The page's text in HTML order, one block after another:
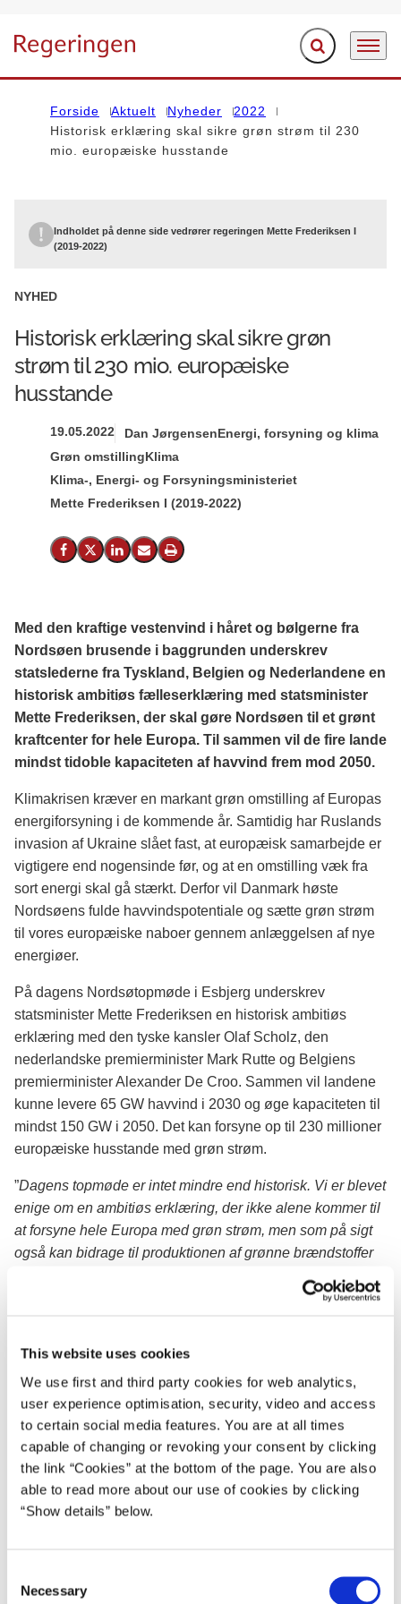
This website uses cookies
We use first and third party cookies for web analytics,
user experience optimisation, security, video and access
to certain social media features. You are at all times
capable of changing or revoking your consent by clicking
the link “Cookies” at the bottom of the page. You are also
able to read more about our use of cookies by clicking
“Show details” below.
Necessary
Gå til forsiden Fold søgefelt ud
Menu
Forside Aktuelt Nyheder
2022
Historisk erklæring skal sikre grøn strøm til 230
mio. europæiske husstande
Indholdet på denne side vedrører regeringen Mette Frederiksen I
(2019-2022)
NYHED
Historisk erklæring skal sikre grøn
strøm til 230 mio. europæiske
husstande
19.05.2022 Dan JørgensenEnergi, forsyning og klima
Grøn omstillingKlima
Klima-, Energi- og Forsyningsministeriet
Mette Frederiksen I (2019-2022)
Del på Facebook
Del på X (Twitter)
Del på LinkedIn
Send email
Print
Med den kraftige vestenvind i håret og bølgerne fra
Nordsøen brusende i baggrunden underskrev
statslederne fra Tyskland, Belgien og Nederlandene en
historisk ambitiøs fælleserklæring med statsminister
Mette Frederiksen, der skal gøre Nordsøen til et grønt
kraftcenter for hele Europa. Til sammen vil de fire lande
mindst tidoble kapaciteten af havvind frem mod 2050.
Klimakrisen kræver en markant grøn omstilling af Europas
energiforsyning i de kommende år. Samtidig har Ruslands
invasion af Ukraine slået fast, at europæisk samarbejde er
vigtigere end nogensinde før, og at en omstilling væk fra
sort energi skal gå stærkt. Derfor vil Danmark høste
Nordsøens fulde havvindspotentiale og sætte grøn strøm
til vores europæiske naboer gennem anlæggelsen af nye
energiøer.
På dagens Nordsøtopmøde i Esbjerg underskrev
statsminister Mette Frederiksen en historisk ambitiøs
erklæring med den tyske kansler Olaf Scholz, den
nederlandske premierminister Mark Rutte og Belgiens
premierminister Alexander De Croo. Sammen vil landene
kunne levere 65 GW havvind i 2030 og øge kapaciteten til
mindst 150 GW i 2050. Det kan forsyne op til 230 millioner
europæiske husstande med grøn strøm.
”Dagens topmøde er intet mindre end historisk. Vi er blevet
enige om en ambitiøs erklæring, der ikke alene kommer til
at forsyne hele Europa med grøn strøm, men som på sigt
også kan bidrage til produktionen af grønne brændstoffer
potentiale, som Nordsøens kraftige blæst tilbyder os, og vi
blive uafhængig af sort energi fra Rusland,” siger klima- og
energiminister Dan Jørgensen.
Læs hele Esbjerg Erklæringen med regeringscheferne fra
Tyskland, Nederlandene og Belgien her
Ved topmødet blev statslederne ledsaget af deres
Danmark og Belgien aftale om, at Belgien skal kobles på